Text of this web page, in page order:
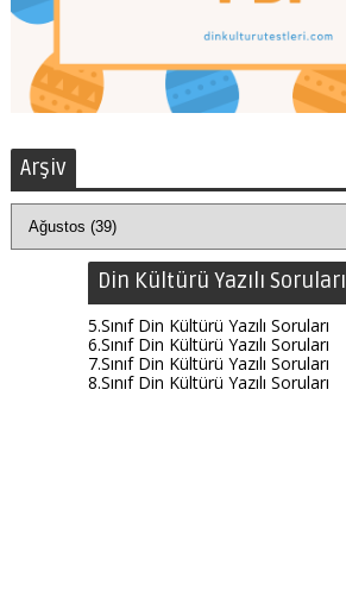
Arşiv
Din Kültürü Yazılı Soruları
5.Sınıf Din Kültürü Yazılı Soruları
6.Sınıf Din Kültürü Yazılı Soruları
7.Sınıf Din Kültürü Yazılı Soruları
8.Sınıf Din Kültürü Yazılı Soruları